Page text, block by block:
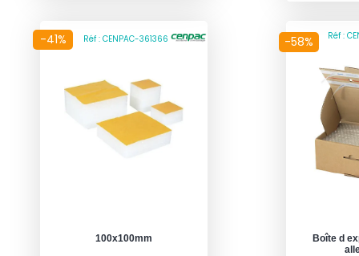
-41% Réf : CENPAC-361366
100x100mm
-58% Réf :
Boîte d